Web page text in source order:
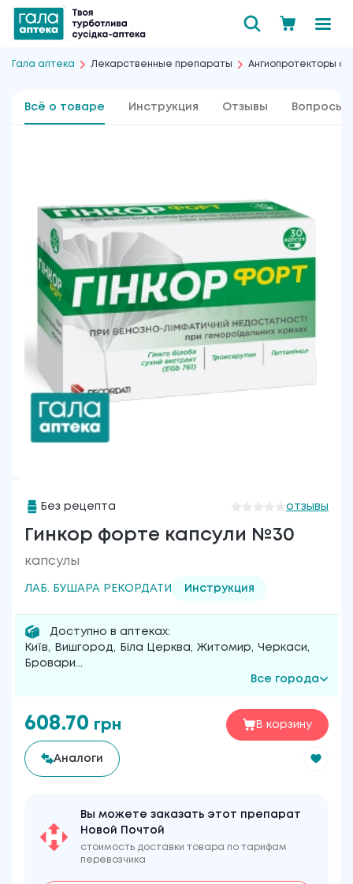
Гала аптека Лекарственные препараты Ангиопротекторы
Всё о товаре Инструкция Отзывы Вопросы
Без рецепта отзывы
Гинкор форте капсули №30
капсулы
ЛАБ. БУШАРА РЕКОРДАТИ Инструкция
Доступно в аптеках:
Київ, Вишгород, Біла Церква, Житомир, Черкаси,
Бровари...
Все города
608.70 грн В корзину
Аналоги
Вы можете заказать этот препарат
Новой Почтой
стоимость доставки товара по тарифам
перевозчика